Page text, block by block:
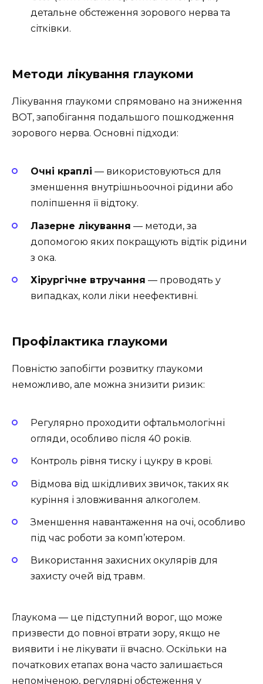
детальне обстеження зорового нерва та
сітківки.
Методи лікування глаукоми
Лікування глаукоми спрямовано на зниження
ВОТ, запобігання подальшого пошкодження
зорового нерва. Основні підходи:
Очні краплі — використовуються для
зменшення внутрішньоочної рідини або
поліпшення її відтоку.
Лазерне лікування — методи, за
допомогою яких покращують відтік рідини
з ока.
Хірургічне втручання — проводять у
випадках, коли ліки неефективні.
Профілактика глаукоми
Повністю запобігти розвитку глаукоми
неможливо, але можна знизити ризик:
Регулярно проходити офтальмологічні
огляди, особливо після 40 років.
Контроль рівня тиску і цукру в крові.
Відмова від шкідливих звичок, таких як
куріння і зловживання алкоголем.
Зменшення навантаження на очі, особливо
під час роботи за комп’ютером.
Використання захисних окулярів для
захисту очей від травм.
Глаукома — це підступний ворог, що може
призвести до повної втрати зору, якщо не
виявити і не лікувати її вчасно. Оскільки на
початкових етапах вона часто залишається
непоміченою, регулярні обстеження у